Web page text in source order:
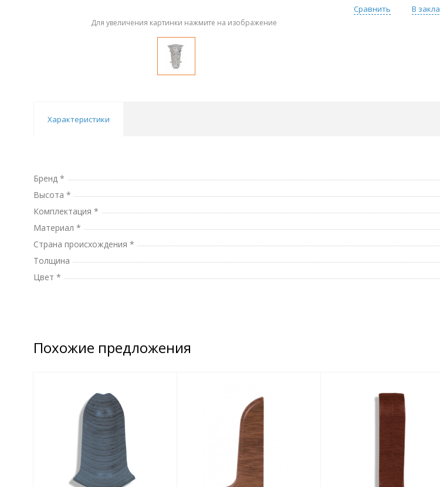
Для увеличения картинки нажмите на изображение
Сравнить В
Характеристики
Бренд *
Высота *
Комплектация *
Материал *
Страна происхождения *
Толщина
Цвет *
Похожие предложения